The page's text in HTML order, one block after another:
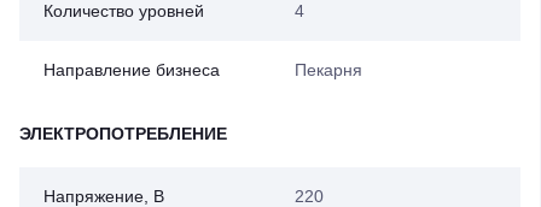
Количество уровней 4
Направление бизнеса Пекарня
ЭЛЕКТРОПОТРЕБЛЕНИЕ
Напряжение, В 220